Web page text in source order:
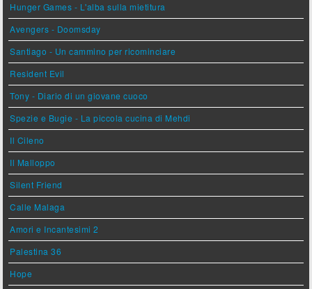
Hunger Games - L'alba sulla mietitura
Avengers - Doomsday
Santiago - Un cammino per ricominciare
Resident Evil
Tony - Diario di un giovane cuoco
Spezie e Bugie - La piccola cucina di Mehdi
Il Cileno
Il Malloppo
Silent Friend
Calle Malaga
Amori e Incantesimi 2
Palestina 36
Hope